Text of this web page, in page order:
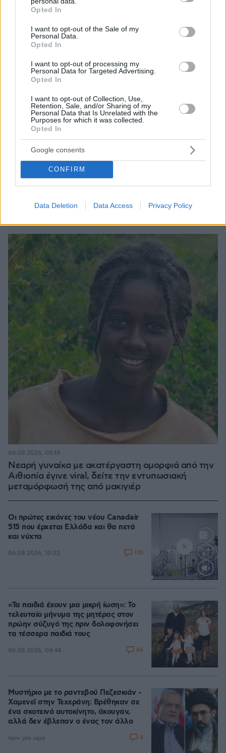
grant or deny consent to Google and its third-party tags to
use your data for below specified purposes in below Google
consent section.
Opted In
I want to opt-out of the Sale of my
Personal Data.
Opted In
I want to opt-out of processing my
Personal Data for Targeted Advertising.
Opted In
I want to opt-out of Collection, Use,
Retention, Sale, and/or Sharing of my
Personal Data that Is Unrelated with the
Purposes for which it was collected.
Opted In
Google consents
CONFIRM
Data Deletion Data Access Privacy Policy
Πήγαν να κλέψουν καλώδια στον Άγιο Στέφανο, ο
ένας έπαθε ηλεκτροπληξία και έπεσε από ύψος, οι
αυτοκίνητο
06.08.2026, 12:10
Νεαρή γυναίκα με ακατέργαστη ομορφιά από την
Αιθιοπία έγινε viral, δείτε την εντυπωσιακή
μεταμόρφωσή της από μακιγιέρ
06.08.2026, 09:18
Loaded:
Οι πρώτες εικόνες του νέου Canadair
515 που έρχεται Ελλάδα και θα πετά
και νύχτα
06.08.2026, 10:22 176
«Τα παιδιά έχουν μια μικρή ίωση»: Το
τελευταίο μήνυμα της μητέρας στον
πρώην σύζυγό της πριν δολοφονήσει
τα τέσσερα παιδιά τους
06.08.2026, 04:44 66
Μυστήριο με το ραντεβού Πεζεσκιάν -
Χαμενεϊ στην Τεχεράνη: Βρέθηκαν σε
ένα σκοτεινό αυτοκίνητο, άκουγαν,
αλλά δεν έβλεπαν ο ένας τον άλλο
πριν μία ώρα 4